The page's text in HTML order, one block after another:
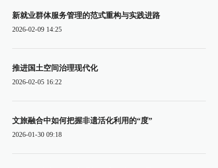
新就业群体服务管理的范式重构与实践进路
2026-02-09 14:25
推进国土空间治理现代化
2026-02-05 16:22
文旅融合中如何把握非遗活化利用的“度”
2026-01-30 09:18